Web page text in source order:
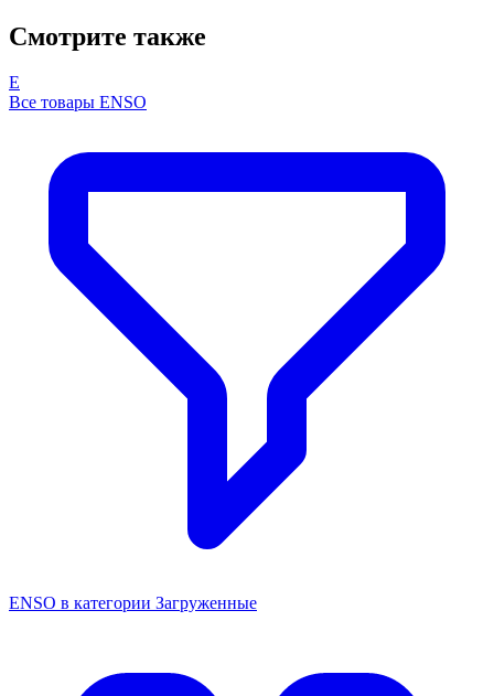
Смотрите также
E
Все товары ENSO
ENSO в категории Загруженные